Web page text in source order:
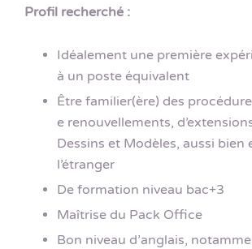
Profil recherché :
Idéalement une première
à un poste équivalent
Être familier(ère) des
e renouvellements,
Dessins et Modèles, aussi bien
l’étranger
De formation niveau bac+3
Maîtrise du Pack Office
Bon niveau d’anglais,